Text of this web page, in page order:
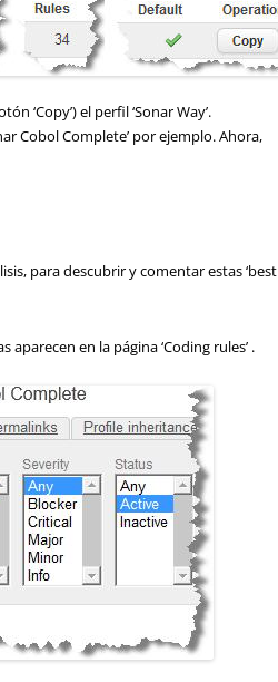
‘Copy’) el perfil ‘Sonar Way’.
Cobol Complete’ por ejemplo. Ahora,
para descubrir y comentar estas ‘best
en la página ‘Coding rules’ .